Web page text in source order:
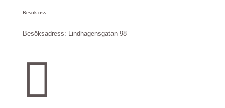
Besök oss
Besöksadress: Lindhagensgatan 98
